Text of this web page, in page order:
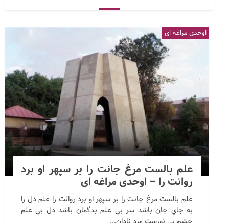
علم بالست مرغ جانت را بر سپهر او برد
روانت را – اوحدی مراغه ای
علم بالست مرغ جانت را بر سپهر او برد روانت را علم دل را
به جاي جان باشد سر بي علم بدگمان باشد دل بي علم
اوحدی مراغه ای